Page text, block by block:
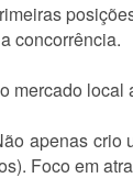
concorrência.
mercado
apenas
Foco em